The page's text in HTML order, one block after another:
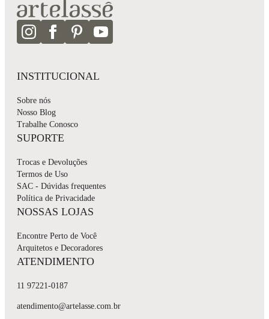
INSTITUCIONAL
Sobre nós
Nosso Blog
Trabalhe Conosco
SUPORTE
Trocas e Devoluções
Termos de Uso
SAC - Dúvidas frequentes
Política de Privacidade
NOSSAS LOJAS
Encontre Perto de Você
Arquitetos e Decoradores
ATENDIMENTO
11 97221-0187
atendimento@artelasse.com.br